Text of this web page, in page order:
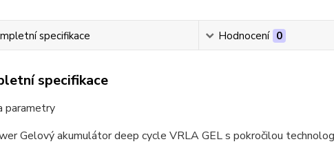
specifikace Hodnocení 0
specifikace
parametry
Gelový akumulátor deep cycle VRLA GEL s pokročilou